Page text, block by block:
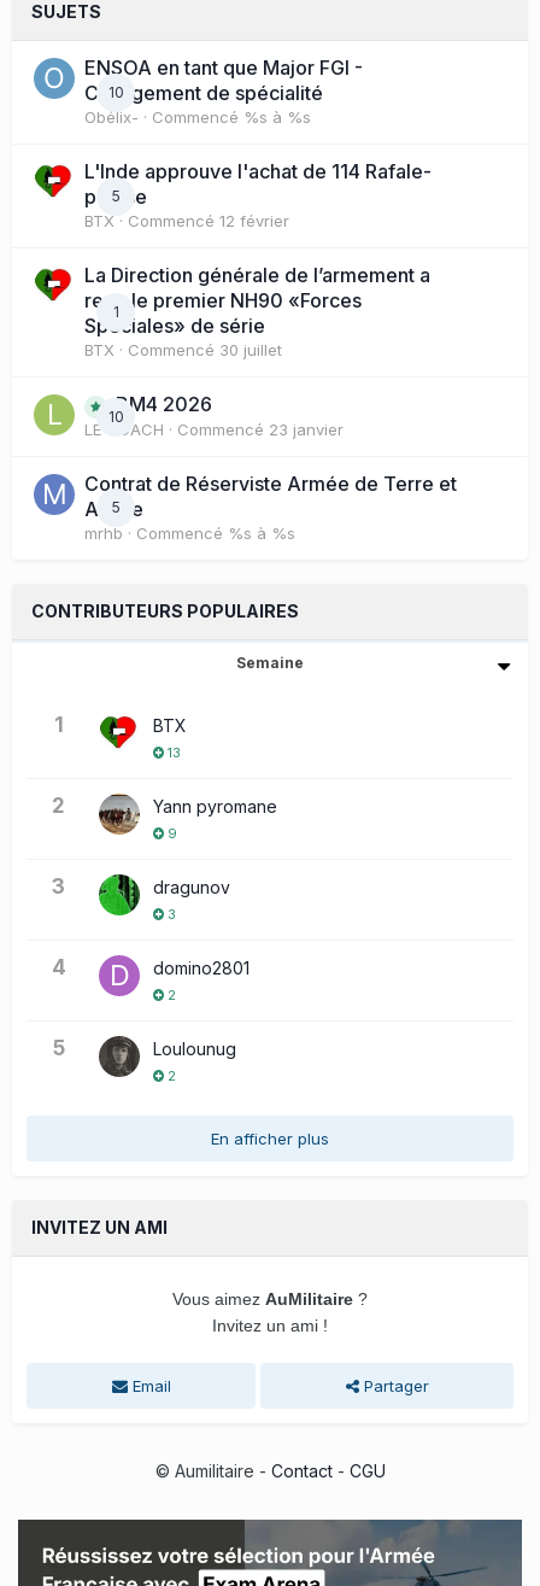
SUJETS
10
ENSOA en tant que Major FGI -
Changement de spécialité
Obélix- · Commencé %s à %s
5
L'Inde approuve l'achat de 114 Rafale-
presse
BTX · Commencé 12 février
1
La Direction générale de l’armement a
reçu le premier NH90 «Forces
Spéciales» de série
BTX · Commencé 30 juillet
10BM4 2026
LE COACH · Commencé 23 janvier
5
Contrat de Réserviste Armée de Terre et
Active
mrhb · Commencé %s à %s
CONTRIBUTEURS POPULAIRES
Semaine
1 BTX
13
2 Yann pyromane
9
3 dragunov
3
4 domino2801
2
5 Loulounug
2
En afficher plus
INVITEZ UN AMI
Vous aimez AuMilitaire ?
Invitez un ami !
Email Partager
© Aumilitaire - Contact- CGU